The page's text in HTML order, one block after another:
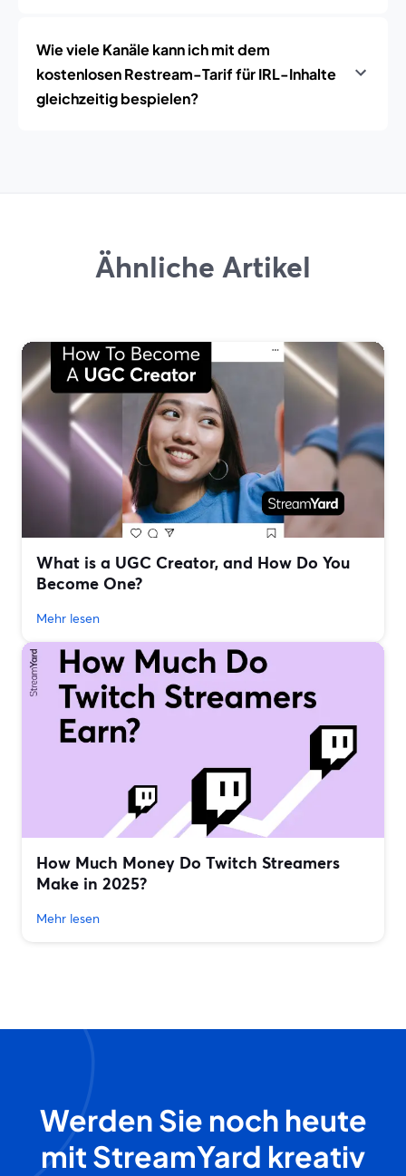
Wie viele Kanäle kann ich mit dem
kostenlosen Restream-Tarif für IRL-Inhalte
gleichzeitig bespielen?
Ähnliche Artikel
What is a UGC Creator, and How Do You
Become One?
Mehr lesen
How Much Money Do Twitch Streamers
Make in 2025?
Mehr lesen
Werden Sie noch heute
mit StreamYard kreativ